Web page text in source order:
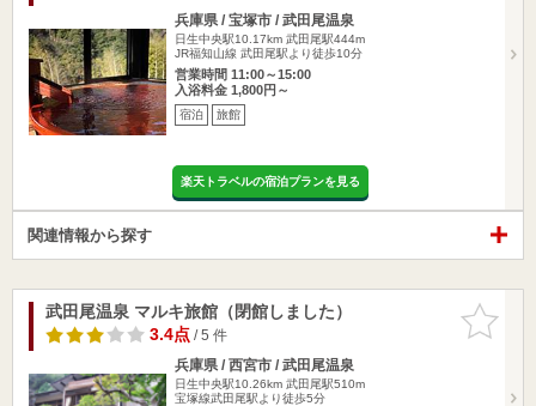
兵庫県 / 宝塚市 / 武田尾温泉
日生中央駅10.17km 武田尾駅444m
JR福知山線 武田尾駅より徒歩10分
営業時間 11:00～15:00
入浴料金 1,800円～
宿泊 旅館
楽天トラベルの宿泊プランを見る
関連情報から探す
お気に入
りに追加
武田尾温泉 マルキ旅館（閉館しました）
3.4点/ 5 件
兵庫県 / 西宮市 / 武田尾温泉
日生中央駅10.26km 武田尾駅510m
宝塚線武田尾駅より徒歩5分